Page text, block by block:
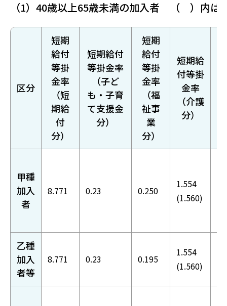
（1）40歳以上65歳未満の加入者 （ ）内は
区分
短期
給付
等掛
金率
（短
期給
付
分）
短期給付
等掛金率
（子ど
も・子育
て支援金
分）
短期
給付
等掛
金率
（福
祉事
業
分）
短期給
付等掛
金率
（介護
分）
甲種
加入
者
8.771 0.23 0.250
1.554
(1.560)
乙種
加入
者等
8.771 0.23 0.195
1.554
(1.560)